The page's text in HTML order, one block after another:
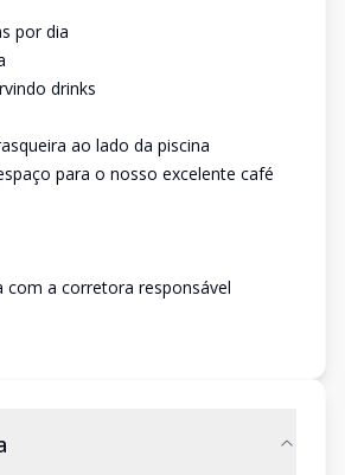
por dia
drinks
ao lado da piscina
para o nosso excelente café
com a corretora responsável